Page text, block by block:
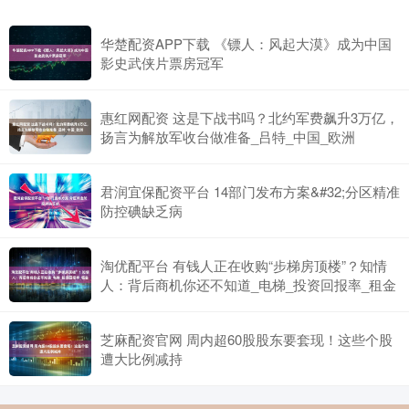
华楚配资APP下载 《镖人：风起大漠》成为中国
影史武侠片票房冠军
惠红网配资 这是下战书吗？北约军费飙升3万亿，
扬言为解放军收台做准备_吕特_中国_欧洲
君润宜保配资平台 14部门发布方案&#32;分区精准
防控碘缺乏病
淘优配平台 有钱人正在收购“步梯房顶楼”？知情
人：背后商机你还不知道_电梯_投资回报率_租金
芝麻配资官网 周内超60股股东要套现！这些个股
遭大比例减持